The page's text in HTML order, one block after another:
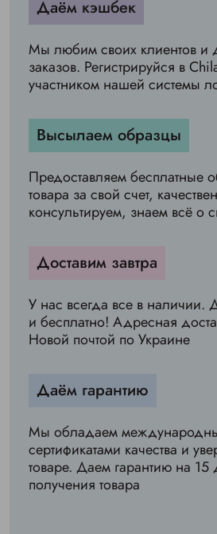
Даём кэшбек
Мы любим своих клиентов и
заказов. Регистрируйся в
участником нашей системы
Высылаем образцы
Предоставляем бесплатные
товара за свой счет,
консультируем, знаем всё о
Доставим завтра
У нас всегда все в наличии.
и бесплатно! Адресная
Новой почтой по Украине
Даём гарантию
Мы обладаем
сертификатами качества и
товаре. Даем гарантию на
получения товара